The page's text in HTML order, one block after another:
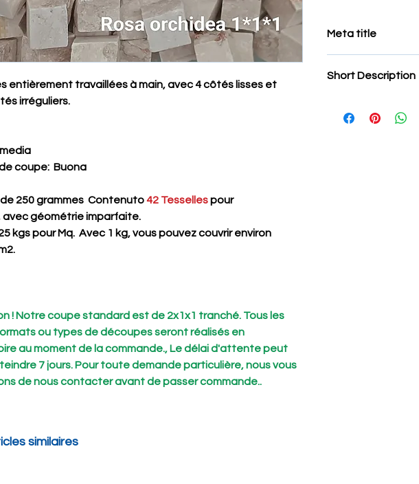
entièrement travaillées à main, avec 4 côtés lisses et
irréguliers.
coupe: Buona
250 grammes Contenuto42 Tessellespour
géométrie imparfaite.
kgs pour Mq. Avec 1 kg, vous pouvez couvrir environ
! Notre coupe standard est de 2x1x1 tranché. Tous les
ou types de découpes seront réalisés en
au moment de la commande., Le délai d'attente peut
7 jours. Pour toute demande particulière, nous vous
de nous contacter avant de passer commande..
Meta title
Short Description
tranché. Tous les
similaires